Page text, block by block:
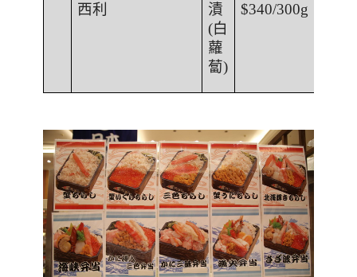
西利
漬
(白
蘿
蔔)
$340/300g